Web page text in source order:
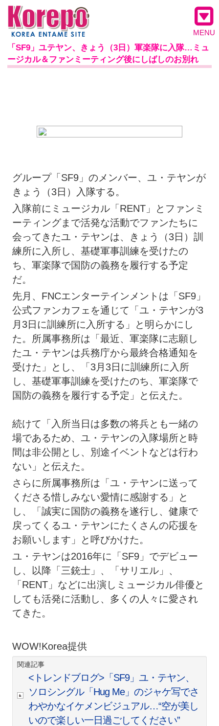
MENU
「SF9」ユテヤン、きょう（3日）軍楽隊に入隊…ミュ
ージカル＆ファンミーティング後にしばしのお別れ
グループ「SF9」のメンバー、ユ・テヤンが
きょう（3日）入隊する。
入隊前にミュージカル「RENT」とファンミ
ーティングまで活発な活動でファンたちに
会ってきたユ・テヤンは、きょう（3日）訓
練所に入所し、基礎軍事訓練を受けたの
ち、軍楽隊で国防の義務を履行する予定
だ。
先月、FNCエンターテインメントは「SF9」
公式ファンカフェを通じて「ユ・テヤンが3
月3日に訓練所に入所する」と明らかにし
た。所属事務所は「最近、軍楽隊に志願し
たユ・テヤンは兵務庁から最終合格通知を
受けた」とし、「3月3日に訓練所に入所
し、基礎軍事訓練を受けたのち、軍楽隊で
国防の義務を履行する予定」と伝えた。
続けて「入所当日は多数の将兵とも一緒の
場であるため、ユ・テヤンの入隊場所と時
間は非公開とし、別途イベントなどは行わ
ない」と伝えた。
さらに所属事務所は「ユ・テヤンに送って
くださる惜しみない愛情に感謝する」と
し、「誠実に国防の義務を遂行し、健康で
戻ってくるユ・テヤンにたくさんの応援を
お願いします」と呼びかけた。
ユ・テヤンは2016年に「SF9」でデビュー
し、以降「三銃士」、「サリエル」、
「RENT」などに出演しミュージカル俳優と
しても活発に活動し、多くの人々に愛され
てきた。
WOW!Korea提供
関連記事
<トレンドブログ>「SF9」ユ・テヤン、
ソロシングル「Hug Me」のジャケ写でさ
わやかなイケメンビジュアル…“空が美し
いので楽しい一日過ごしてください”